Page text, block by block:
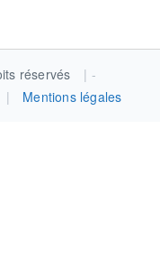
réservés
|
| Mentions légales